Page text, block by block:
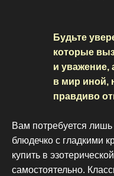
Будьте
которые
и уважение,
в мир иной,
правдиво
Вам потребуется
блюдечко с гладкими
купить в
самостоятельно.